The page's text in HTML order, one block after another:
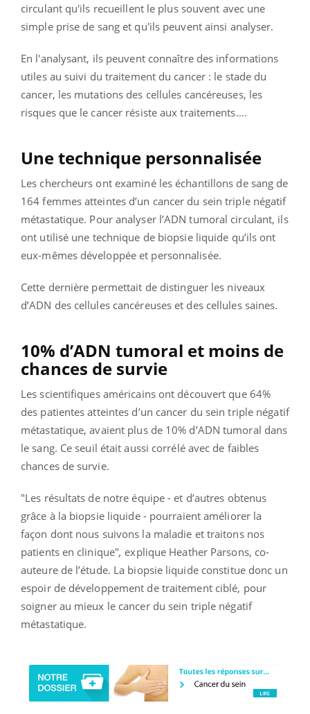
circulant qu'ils recueillent le plus souvent avec une
simple prise de sang et qu'ils peuvent ainsi analyser.
En l'analysant, ils peuvent connaître des informations
utiles au suivi du traitement du cancer : le stade du
cancer, les mutations des cellules cancéreuses, les
risques que le cancer résiste aux traitements....
Une technique personnalisée
Les chercheurs ont examiné les échantillons de sang de
164 femmes atteintes d’un cancer du sein triple négatif
métastatique. Pour analyser l’ADN tumoral circulant, ils
ont utilisé une technique de biopsie liquide qu’ils ont
eux-mêmes développée et personnalisée.
Cette dernière permettait de distinguer les niveaux
d’ADN des cellules cancéreuses et des cellules saines.
10% d’ADN tumoral et moins de
chances de survie
Les scientifiques américains ont découvert que 64%
des patientes atteintes d’un cancer du sein triple négatif
métastatique, avaient plus de 10% d’ADN tumoral dans
le sang. Ce seuil était aussi corrélé avec de faibles
chances de survie.
"Les résultats de notre équipe - et d’autres obtenus
grâce à la biopsie liquide - pourraient améliorer la
façon dont nous suivons la maladie et traitons nos
patients en clinique", explique Heather Parsons, co-
auteure de l’étude. La biopsie liquide constitue donc un
espoir de développement de traitement ciblé, pour
soigner au mieux le cancer du sein triple négatif
métastatique.